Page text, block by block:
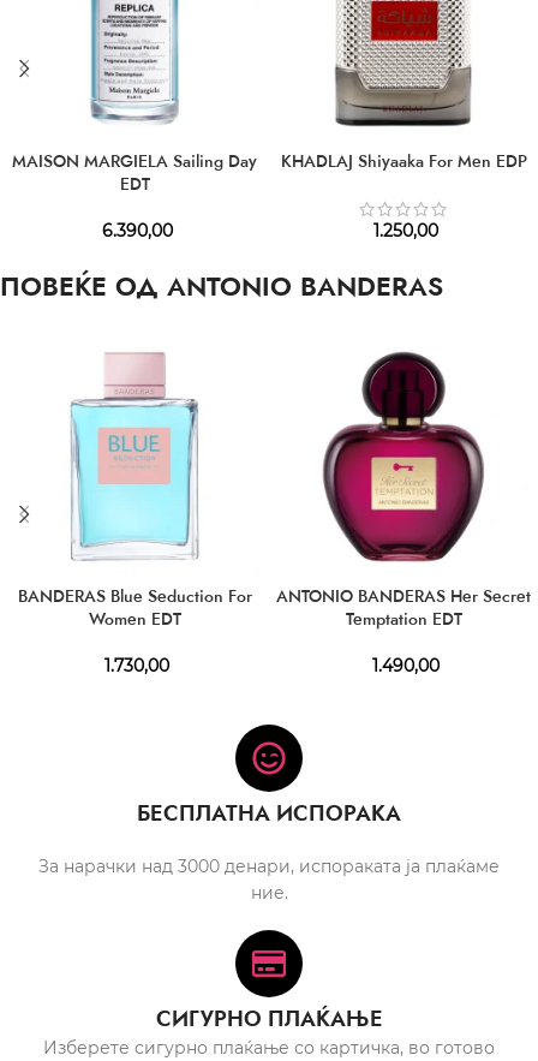
MAISON MARGIELA Sailing Day
EDT
6.390,00
KHADLAJ Shiyaaka For Men EDP
1.250,00
ПОВЕЌЕ ОД ANTONIO BANDERAS
BANDERAS Blue Seduction For
Women EDT
1.730,00
ANTONIO BANDERAS Her Secret
Temptation EDT
1.490,00
БЕСПЛАТНА ИСПОРАКА
За нарачки над 3000 денари, испораката ја плаќаме
ние.
СИГУРНО ПЛАЌАЊЕ
Изберете сигурно плаќање со картичка, во готово